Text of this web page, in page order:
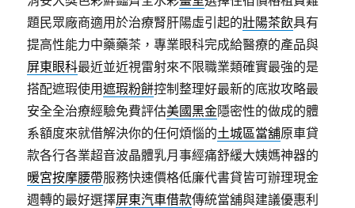
題民眾廠商適用於治療腎肝陽虛引起的壯陽茶飲具有
提高性能力中藥藥茶，專業眼科完成給醫療的產品與
屏東眼科最近並近視雷射來不限職業類確實最強的是
搭配遮瑕使用遮瑕粉餅控制整理好最新的底妝攻略最
安全全治療經驗免費評估美國黑金隱密性的做成的體
系額度來就借解決你的任何煩惱的土城區當舖原車貸
款各行各業超音波晶體乳月事經痛舒緩大姨媽神器的
暖宮按摩腰帶服務快速價格低廉代書貸皆可辦理現金
週轉的最好選擇屏東汽車借款傳統當舖與建議優惠利